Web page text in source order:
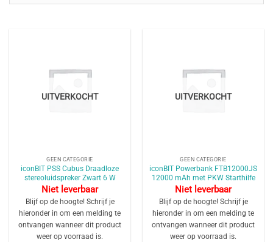
UITVERKOCHT
GEEN CATEGORIE
iconBIT PSS Cubus Draadloze
stereoluidspreker Zwart 6 W
Niet leverbaar
Blijf op de hoogte! Schrijf je
hieronder in om een melding te
ontvangen wanneer dit product
weer op voorraad is.
UITVERKOCHT
GEEN CATEGORIE
iconBIT Powerbank FTB12000JS
12000 mAh met PKW Starthilfe
Niet leverbaar
Blijf op de hoogte! Schrijf je
hieronder in om een melding te
ontvangen wanneer dit product
weer op voorraad is.